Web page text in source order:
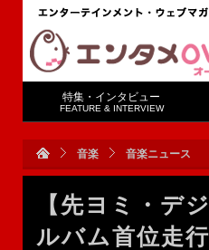
特集・インタビュー
FEATURE & INTERVIEW
音楽 音楽ニュース
【先ヨミ・デ
ルバム首位走